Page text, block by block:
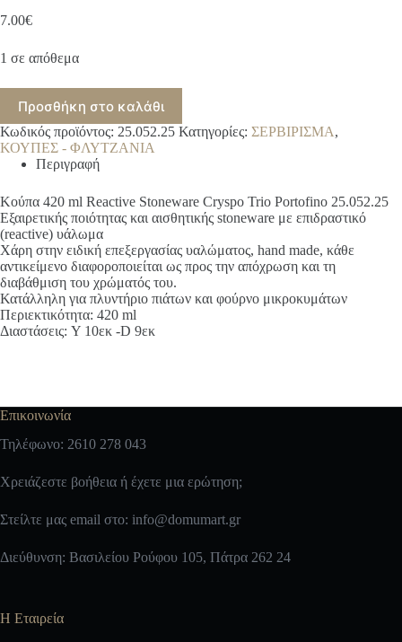
7.00€
1 σε απόθεμα
Προσθήκη στο καλάθι
Κωδικός προϊόντος: 25.052.25 Κατηγορίες: ΣΕΡΒΙΡΙΣΜΑ,
ΚΟΥΠΕΣ - ΦΛΥΤΖΑΝΙΑ
Περιγραφή
Κούπα 420 ml Reactive Stoneware Cryspo Trio Portofino 25.052.25
Εξαιρετικής ποιότητας και αισθητικής stoneware με επιδραστικό
(reactive) υάλωμα
Χάρη στην ειδική επεξεργασίας υαλώματος, hand made, κάθε
αντικείμενο διαφοροποιείται ως προς την απόχρωση και τη
διαβάθμιση του χρώματός του.
Κατάλληλη για πλυντήριο πιάτων και φούρνο μικροκυμάτων
Περιεκτικότητα: 420 ml
Διαστάσεις: Y 10εκ -D 9εκ
Επικοινωνία
Τηλέφωνο: 2610 278 043
Χρειάζεστε βοήθεια ή έχετε μια ερώτηση;
Στείλτε μας email στο: info@domumart.gr
Διεύθυνση: Βασιλείου Ρούφου 105, Πάτρα 262 24
Η Εταιρεία